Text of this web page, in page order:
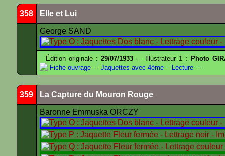
358 Elle et Lui
George SAND
Édition originale :29/07/1933 --- Illustrateur 1 : Photo
Fiche ouvrage --- Jaquettes avec 4ème--- Lecture ---
359 La Capture du Mouron Rouge
Baronne Emmuska ORCZY